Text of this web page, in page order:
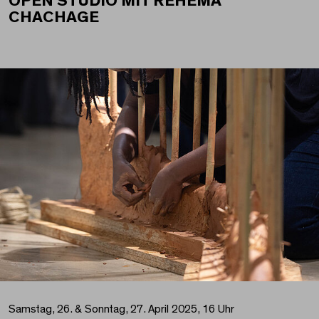
CHACHAGE
Samstag, 26. & Sonntag, 27. April 2025, 16 Uhr